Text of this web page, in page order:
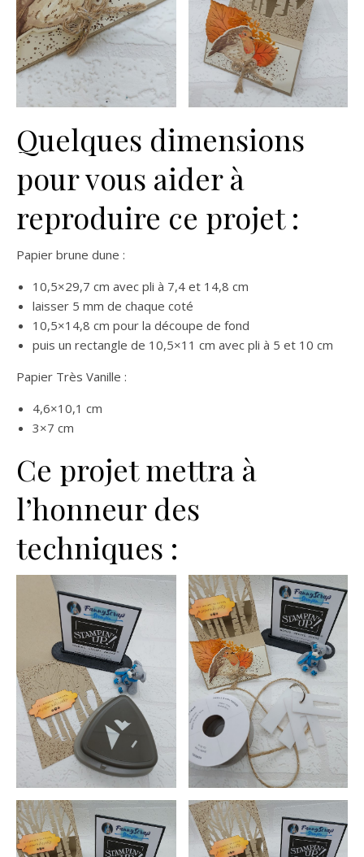
Quelques dimensions
pour vous aider à
reproduire ce projet :
Papier brune dune :
10,5×29,7 cm avec pli à 7,4 et 14,8 cm
laisser 5 mm de chaque coté
10,5×14,8 cm pour la découpe de fond
puis un rectangle de 10,5×11 cm avec pli à 5 et 10 cm
Papier Très Vanille :
4,6×10,1 cm
3×7 cm
Ce projet mettra à
l’honneur des
techniques :